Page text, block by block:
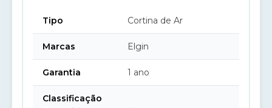
Tipo Cortina de Ar
Marcas Elgin
Garantia 1 ano
Classificação